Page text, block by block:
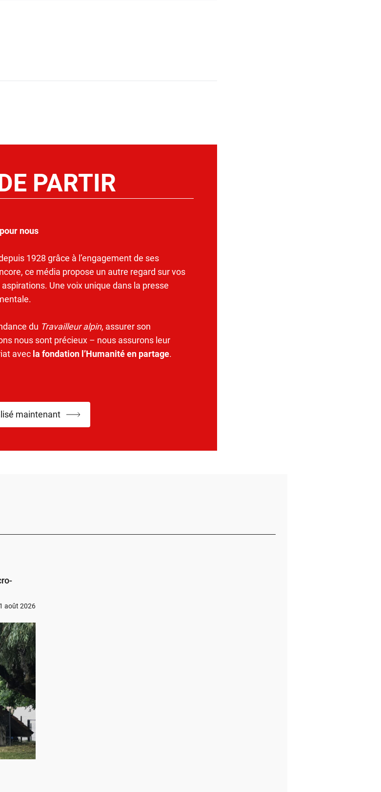
PARTIR
nous
1928 grâce à l’engagement de ses
ce média propose un autre regard sur vos
Une voix unique dans la presse
du Travailleur alpin, assurer son
nous sont précieux – nous assurons leur
avec la fondation l’Humanité en partage.
maintenant
1 août 2026